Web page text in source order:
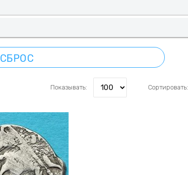
СБРОС
Показывать: Сортировать: